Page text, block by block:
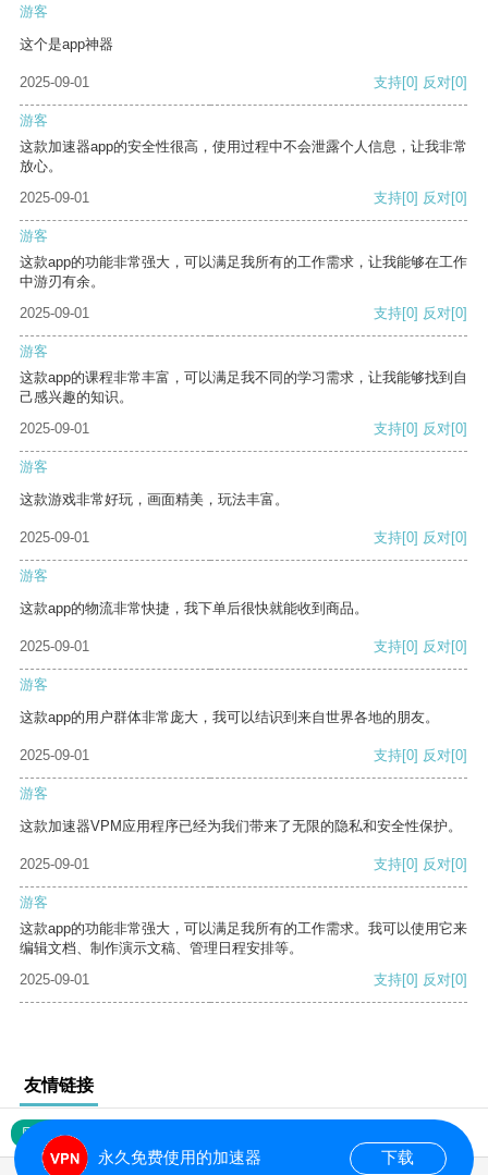
游客
这个是app神器
2025-09-01 支持[0] 反对[0]
游客
这款加速器app的安全性很高，使用过程中不会泄露个人信息，让我非常
放心。
2025-09-01
支持[0] 反对[0]
游客
这款app的功能非常强大，可以满足我所有的工作需求，让我能够在工作
中游刃有余。
2025-09-01
支持[0] 反对[0]
游客
这款app的课程非常丰富，可以满足我不同的学习需求，让我能够找到自
己感兴趣的知识。
2025-09-01
支持[0] 反对[0]
游客
这款游戏非常好玩，画面精美，玩法丰富。
2025-09-01 支持[0] 反对[0]
游客
这款app的物流非常快捷，我下单后很快就能收到商品。
2025-09-01 支持[0] 反对[0]
游客
这款app的用户群体非常庞大，我可以结识到来自世界各地的朋友。
2025-09-01 支持[0] 反对[0]
游客
这款加速器VPM应用程序已经为我们带来了无限的隐私和安全性保护。
2025-09-01 支持[0] 反对[0]
游客
这款app的功能非常强大，可以满足我所有的工作需求。我可以使用它来
编辑文档、制作演示文稿、管理日程安排等。
2025-09-01
支持[0] 反对[0]
友情链接
网站地图
永久免费使用的加速器 下载